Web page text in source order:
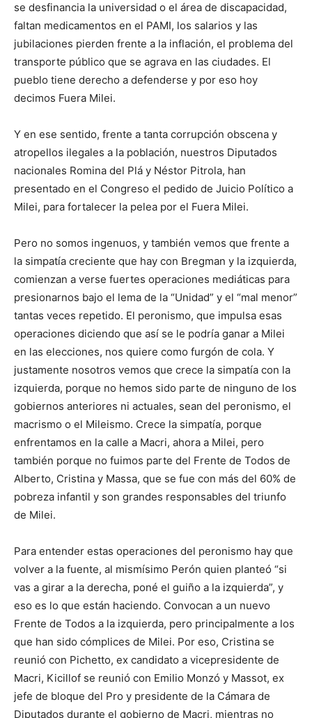
se desfinancia la universidad o el área de discapacidad,
faltan medicamentos en el PAMI, los salarios y las
jubilaciones pierden frente a la inflación, el problema del
transporte público que se agrava en las ciudades. El
pueblo tiene derecho a defenderse y por eso hoy
decimos Fuera Milei.
Y en ese sentido, frente a tanta corrupción obscena y
atropellos ilegales a la población, nuestros Diputados
nacionales Romina del Plá y Néstor Pitrola, han
presentado en el Congreso el pedido de Juicio Político a
Milei, para fortalecer la pelea por el Fuera Milei.
Pero no somos ingenuos, y también vemos que frente a
la simpatía creciente que hay con Bregman y la izquierda,
comienzan a verse fuertes operaciones mediáticas para
presionarnos bajo el lema de la “Unidad” y el “mal menor”
tantas veces repetido. El peronismo, que impulsa esas
operaciones diciendo que así se le podría ganar a Milei
en las elecciones, nos quiere como furgón de cola. Y
justamente nosotros vemos que crece la simpatía con la
izquierda, porque no hemos sido parte de ninguno de los
gobiernos anteriores ni actuales, sean del peronismo, el
macrismo o el Mileismo. Crece la simpatía, porque
enfrentamos en la calle a Macri, ahora a Milei, pero
también porque no fuimos parte del Frente de Todos de
Alberto, Cristina y Massa, que se fue con más del 60% de
pobreza infantil y son grandes responsables del triunfo
de Milei.
Para entender estas operaciones del peronismo hay que
volver a la fuente, al mismísimo Perón quien planteó “si
vas a girar a la derecha, poné el guiño a la izquierda”, y
eso es lo que están haciendo. Convocan a un nuevo
Frente de Todos a la izquierda, pero principalmente a los
que han sido cómplices de Milei. Por eso, Cristina se
reunió con Pichetto, ex candidato a vicepresidente de
Macri, Kicillof se reunió con Emilio Monzó y Massot, ex
jefe de bloque del Pro y presidente de la Cámara de
Diputados durante el gobierno de Macri, mientras no